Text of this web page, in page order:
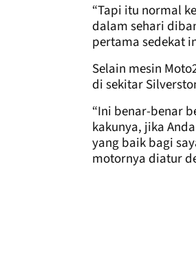
“Tapi itu normal
dalam sehari
pertama sedekat
Selain mesin
di sekitar
“Ini benar-benar
kakunya, jika
yang baik bagi
motornya diatur